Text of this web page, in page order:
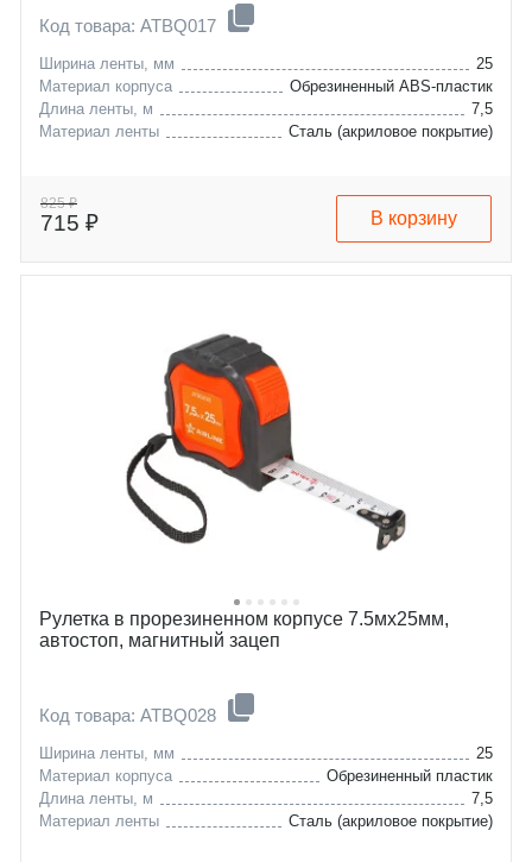
Код товара: ATBQ017
Ширина ленты, мм
25
Материал корпуса
Обрезиненный ABS-пластик
Длина ленты, м
7,5
Материал ленты
Сталь (акриловое покрытие)
825 ₽
715 ₽ В корзину
Рулетка в прорезиненном корпусе 7.5мх25мм,
автостоп, магнитный зацеп
Код товара: ATBQ028
Ширина ленты, мм
25
Материал корпуса
Обрезиненный пластик
Длина ленты, м
7,5
Материал ленты
Сталь (акриловое покрытие)